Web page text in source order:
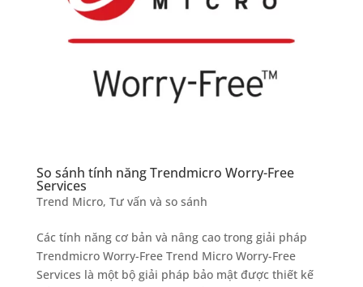
So sánh tính năng Trendmicro Worry-Free
Services
Trend Micro, Tư vấn và so sánh
Các tính năng cơ bản và nâng cao trong giải pháp
Trendmicro Worry-Free Trend Micro Worry-Free
Services là một bộ giải pháp bảo mật được thiết kế